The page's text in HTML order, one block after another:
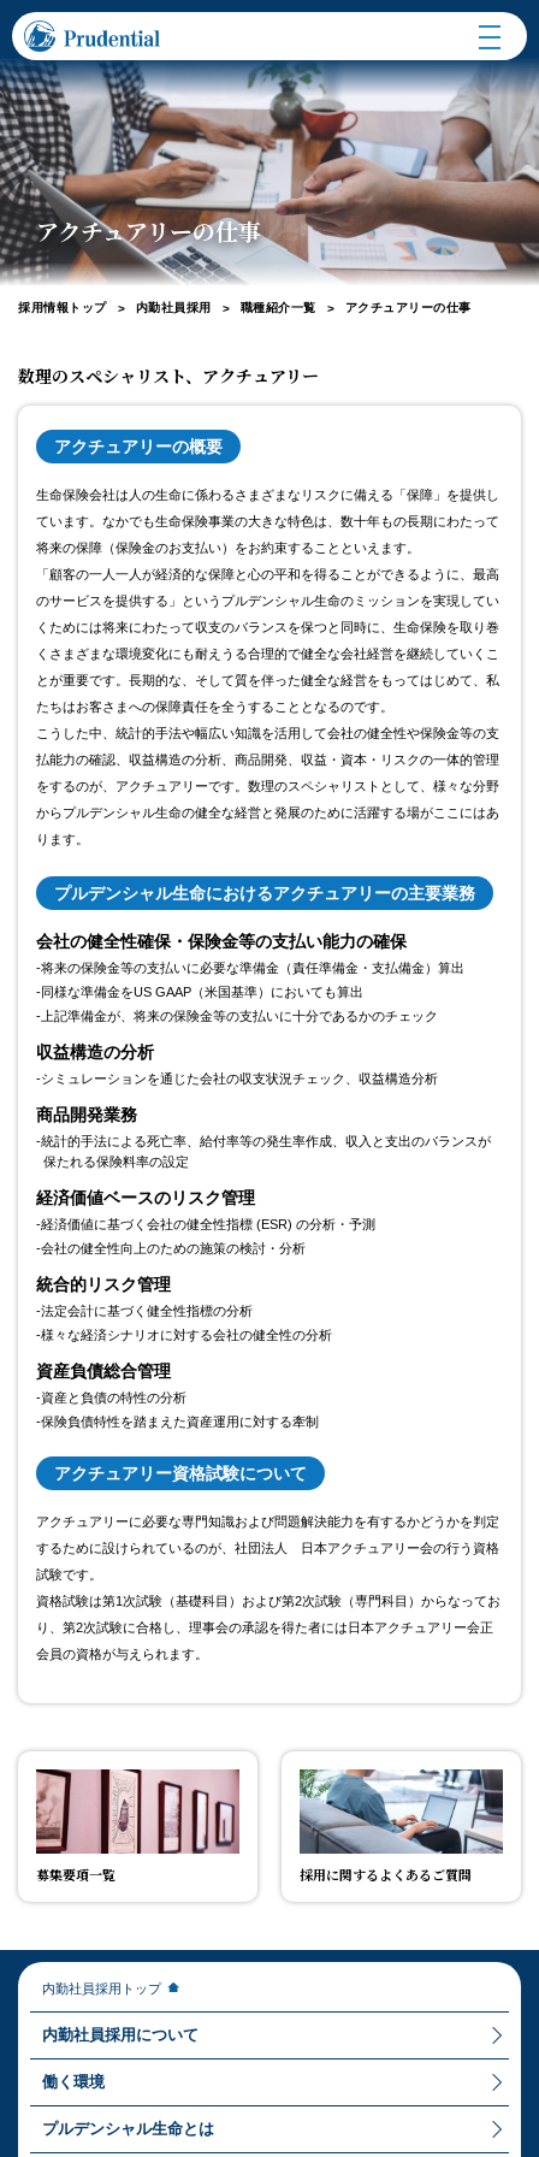
内勤社員採用について
働く環境
プルデンシャル生命とは
職種紹介一覧
アクチュアリーの仕事
採用情報トップ 内勤社員採用 職種紹介一覧 アクチュアリーの仕事
数理のスペシャリスト、アクチュアリー
アクチュアリーの概要
生命保険会社は人の生命に係わるさまざまなリスクに備える「保障」を提供し
ています。なかでも生命保険事業の大きな特色は、数十年もの長期にわたって
将来の保障（保険金のお支払い）をお約束することといえます。
「顧客の一人一人が経済的な保障と心の平和を得ることができるように、最高
のサービスを提供する」というプルデンシャル生命のミッションを実現してい
くためには将来にわたって収支のバランスを保つと同時に、生命保険を取り巻
くさまざまな環境変化にも耐えうる合理的で健全な会社経営を継続していくこ
とが重要です。長期的な、そして質を伴った健全な経営をもってはじめて、私
たちはお客さまへの保障責任を全うすることとなるのです。
こうした中、統計的手法や幅広い知識を活用して会社の健全性や保険金等の支
払能力の確認、収益構造の分析、商品開発、収益・資本・リスクの一体的管理
をするのが、アクチュアリーです。数理のスペシャリストとして、様々な分野
からプルデンシャル生命の健全な経営と発展のために活躍する場がここにはあ
ります。
プルデンシャル生命におけるアクチュアリーの主要業務
会社の健全性確保・保険金等の支払い能力の確保
-将来の保険金等の支払いに必要な準備金（責任準備金・支払備金）算出
-同様な準備金をUS GAAP（米国基準）においても算出
-上記準備金が、将来の保険金等の支払いに十分であるかのチェック
収益構造の分析
-シミュレーションを通じた会社の収支状況チェック、収益構造分析
商品開発業務
-統計的手法による死亡率、給付率等の発生率作成、収入と支出のバランスが
保たれる保険料率の設定
経済価値ベースのリスク管理
-経済価値に基づく会社の健全性指標 (ESR) の分析・予測
-会社の健全性向上のための施策の検討・分析
統合的リスク管理
-法定会計に基づく健全性指標の分析
-様々な経済シナリオに対する会社の健全性の分析
資産負債総合管理
-資産と負債の特性の分析
-保険負債特性を踏まえた資産運用に対する牽制
アクチュアリー資格試験について
アクチュアリーに必要な専門知識および問題解決能力を有するかどうかを判定
するために設けられているのが、社団法人 日本アクチュアリー会の行う資格
試験です。
資格試験は第1次試験（基礎科目）および第2次試験（専門科目）からなってお
り、第2次試験に合格し、理事会の承認を得た者には日本アクチュアリー会正
会員の資格が与えられます。
募集要項一覧 採用に関するよくあるご質問
内勤社員採用トップ
内勤社員採用について
働く環境
プルデンシャル生命とは